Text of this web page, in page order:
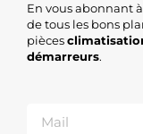
En vous abonnant
de tous les bons
pièces
démarreurs.